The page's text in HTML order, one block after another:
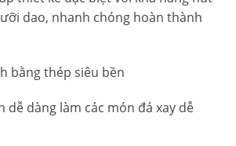
dao, nhanh chóng hoàn thành
bằng thép siêu bền
dễ dàng làm các món đá xay dễ